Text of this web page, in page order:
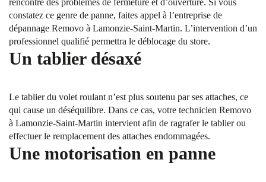
rencontre des problèmes de fermeture et d’ouverture. Si vous
constatez ce genre de panne, faites appel à l’entreprise de
dépannage Removo à Lamonzie-Saint-Martin. L’intervention d’un
professionnel qualifié permettra le déblocage du store.
Un tablier désaxé
Le tablier du volet roulant n’est plus soutenu par ses attaches, ce
qui cause un déséquilibre. Dans ce cas, votre technicien Removo
à Lamonzie-Saint-Martin intervient afin de ragrafer le tablier ou
effectuer le remplacement des attaches endommagées.
Une motorisation en panne